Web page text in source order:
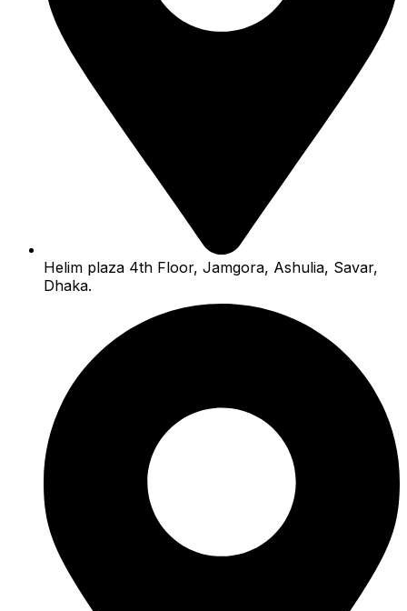
Helim plaza 4th Floor, Jamgora, Ashulia, Savar,
Dhaka.